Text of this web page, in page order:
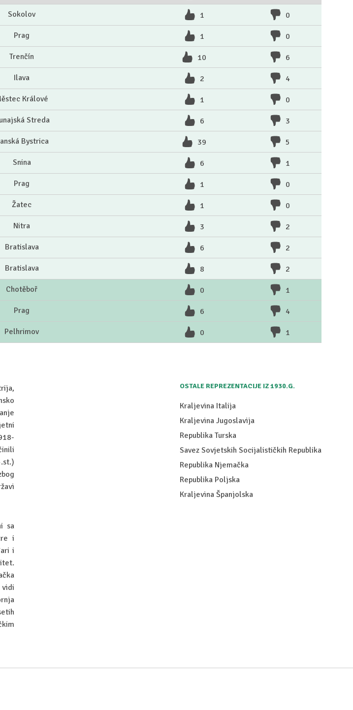
Sokolov 1 0
Prag 1 0
Trenčín 10 6
Ilava 2 4
Králové 1 0
Streda 6 3
Bystrica 39 5
Snina 6 1
Prag 1 0
Žatec 1 0
Nitra 3 2
Bratislava 6 2
Bratislava 8 2
Chotěboř 0 1
Prag 6 4
Pelhrimov 0 1
sa
i
i
OSTALE REPREZENTACIJE IZ 1930.G.
Kraljevina Italija
Kraljevina Jugoslavija
Republika Turska
Savez Sovjetskih Socijalističkih Republika
Republika Njemačka
Republika Poljska
Kraljevina Španjolska